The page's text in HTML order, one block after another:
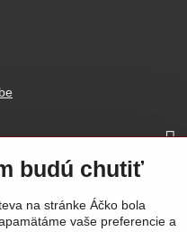
budú chutiť
na stránke Áčko bola
vaše preferencie a